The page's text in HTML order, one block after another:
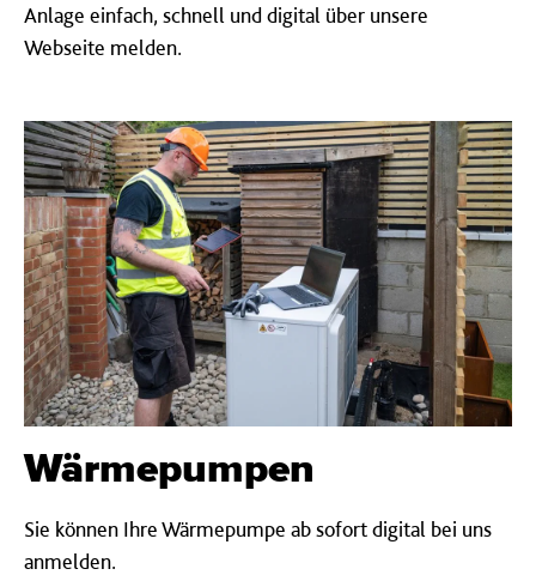
Anlage einfach, schnell und digital über unsere
Webseite melden.
Wärmepumpen
Sie können Ihre Wärmepumpe ab sofort digital bei uns
anmelden.